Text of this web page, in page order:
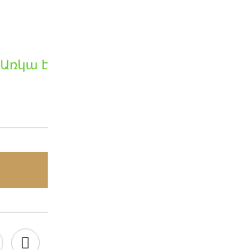
Առկա է